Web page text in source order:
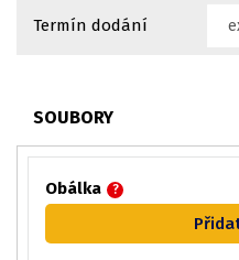
Termín dodání
SOUBORY
Obálka ?